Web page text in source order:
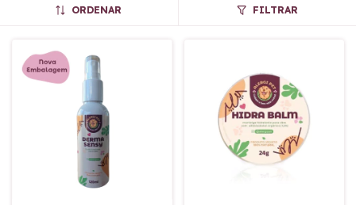
ORDENAR FILTRAR